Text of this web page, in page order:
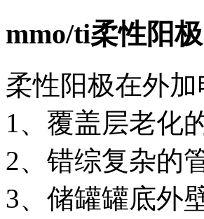
mmo/ti柔性阳极
柔性阳极在外
1、覆盖层老化
2、错综复杂的
3、储罐罐底外